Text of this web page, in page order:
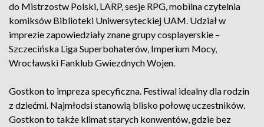
do Mistrzostw Polski, LARP, sesje RPG, mobilna czytelnia
komiksów Biblioteki Uniwersyteckiej UAM. Udział w
imprezie zapowiedziały znane grupy cosplayerskie –
Szczecińska Liga Superbohaterów, Imperium Mocy,
Wrocławski Fanklub Gwiezdnych Wojen.
Gostkon to impreza specyficzna. Festiwal idealny dla rodzin
z dziećmi. Najmłodsi stanowią blisko połowę uczestników.
Gostkon to także klimat starych konwentów, gdzie bez